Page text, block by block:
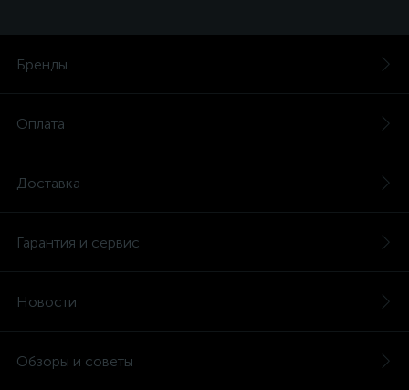
Бренды
Оплата
Доставка
Гарантия и сервис
Новости
Обзоры и советы